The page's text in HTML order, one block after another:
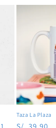
Taza La Plaza